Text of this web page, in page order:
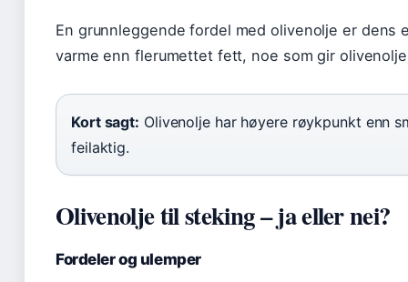
En grunnleggende fordel med olivenolje er
varme enn flerumettet fett, noe som gir
Kort sagt: Olivenolje har høyere røykpunkt enn
feilaktig.
Olivenolje til steking – ja eller nei?
Fordeler og ulemper